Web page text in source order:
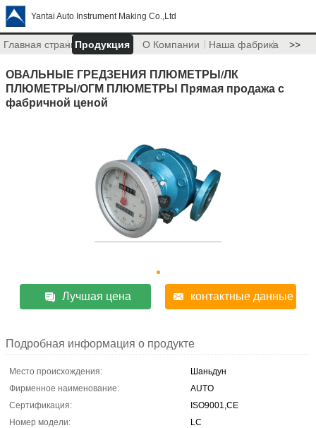
Yantai Auto Instrument Making Co.,Ltd
Главная страницаПродукция О Компании Наша фабрика >>
ОВАЛЬНЫЕ ГРЕДЗЕНИЯ ПЛЮМЕТРЫ/ЛК
ПЛЮМЕТРЫ/ОГМ ПЛЮМЕТРЫ Прямая продажа с
фабричной ценой
Лучшая цена контактные данные
Подробная информация о продукте
Место происхождения:
Шаньдун
Фирменное наименование:
AUTO
Сертификация:
ISO9001,CE
Номер модели:
LC